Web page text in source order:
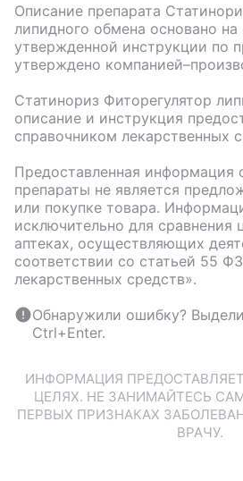
Описание препарата
липидного обмена основано
утвержденной инструкции по
утверждено
Статинориз Фиторегулятор
описание и инструкция
справочником лекарственных
Предоставленная информация
препараты не является
или покупке товара.
исключительно для сравнения
аптеках, осуществляющих
соответствии со статьей 55
лекарственных средств».
Обнаружили ошибку?
Ctrl+Enter.
ИНФОРМАЦИЯ
ЦЕЛЯХ. НЕ ЗАНИМАЙТЕСЬ
ПЕРВЫХ ПРИЗНАКАХ
ВРАЧУ.